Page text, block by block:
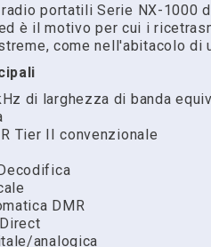
portatili Serie NX-1000
è il motivo per cui i
come nell'abitacolo di
di larghezza di banda
Tier II convenzionale
DMR
analogica